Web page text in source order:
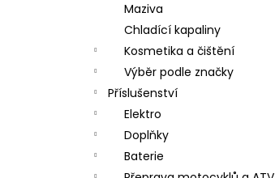
Maziva
Chladící kapaliny
Kosmetika a čištění
Výběr podle značky
Příslušenství
Elektro
Doplňky
Baterie